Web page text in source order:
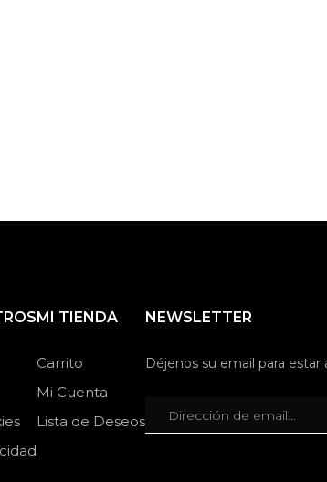
MI TIENDA
Carrito
Mi Cuenta
Lista de Deseos
NEWSLETTER
Déjenos su email para